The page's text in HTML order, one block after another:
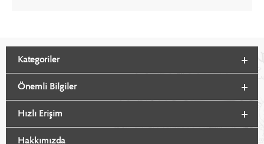
Kategoriler
Önemli Bilgiler
Hızlı Erişim
Hakkımızda